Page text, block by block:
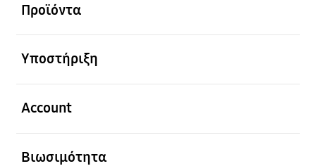
Προϊόντα
Υποστήριξη
Account
Βιωσιμότητα